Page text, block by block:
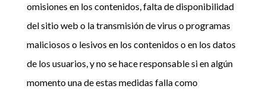
omisiones en los contenidos, falta de disponibilidad
del sitio web o la transmisión de virus o programas
maliciosos o lesivos en los contenidos o en los datos
de los usuarios, y no se hace responsable si en algún
momento una de estas medidas falla como